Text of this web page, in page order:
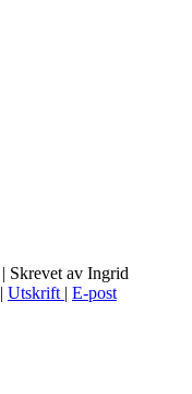
| Skrevet av Ingrid
| Utskrift | E-post